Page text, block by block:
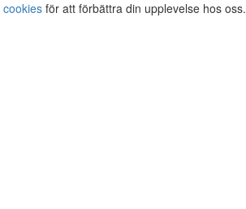
cookies för att förbättra din upplevelse hos oss.